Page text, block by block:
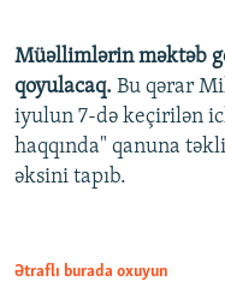
Müəllimlərin məktəb
qoyulacaq. Bu qərar
iyulun 7-də keçirilən
haqqında" qanuna
əksini tapıb.
Ətraflı burada oxuyun